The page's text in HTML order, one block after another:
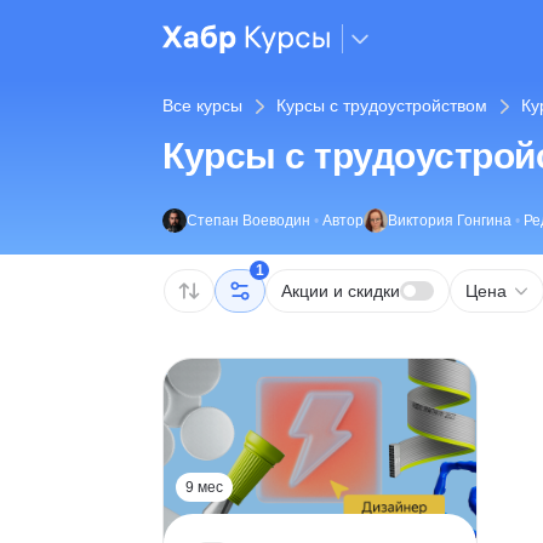
Все курсы Курсы с трудоустройством
Курсы с
Степан Воеводин • Автор Виктория Гонгина •
1
Акции и скидки Цена
9 мес